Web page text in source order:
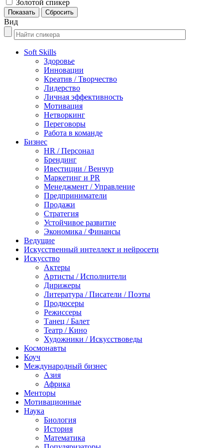
Золотой спикер
Вид
Soft Skills
Здоровье
Инновации
Креатив / Творчество
Лидерство
Личная эффективность
Мотивация
Нетворкинг
Переговоры
Работа в команде
Бизнес
HR / Персонал
Брендинг
Ивестиции / Венчур
Маркетинг и PR
Менеджмент / Управление
Предприниматели
Продажи
Стратегия
Устойчивое развитие
Экономика / Финансы
Ведущие
Искусственный интеллект и нейросети
Искусство
Актеры
Артисты / Исполнители
Дирижеры
Литература / Писатели / Поэты
Продюсеры
Режиссеры
Танец / Балет
Театр / Кино
Художники / Искусствоведы
Космонавты
Коуч
Международный бизнес
Азия
Африка
Менторы
Мотивационные
Наука
Биология
История
Математика